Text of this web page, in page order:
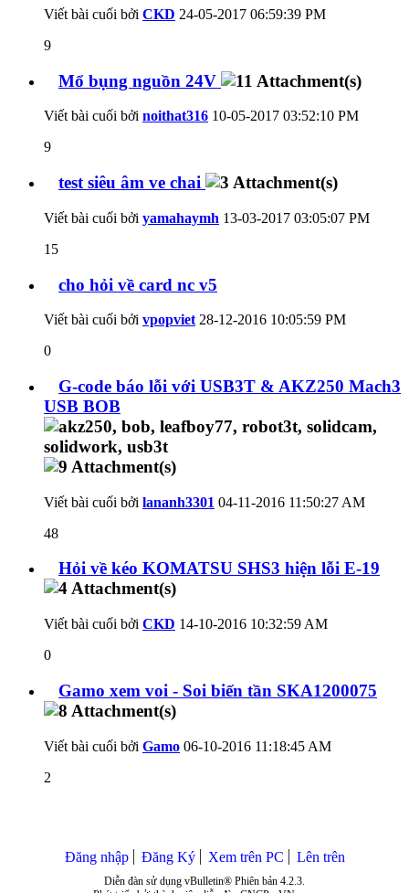
Viết bài cuối bởi CKD 24-05-2017 06:59:39 PM
9
Mổ bụng nguồn 24V
Viết bài cuối bởi noithat316 10-05-2017 03:52:10 PM
9
test siêu âm ve chai
Viết bài cuối bởi yamahaymh 13-03-2017 03:05:07 PM
15
cho hỏi về card nc v5
Viết bài cuối bởi vpopviet 28-12-2016 10:05:59 PM
0
G-code báo lỗi với USB3T & AKZ250 Mach3
USB BOB
Viết bài cuối bởi lananh3301 04-11-2016 11:50:27 AM
48
Hỏi về kéo KOMATSU SHS3 hiện lỗi E-19
Viết bài cuối bởi CKD 14-10-2016 10:32:59 AM
0
Gamo xem voi - Soi biến tần SKA1200075
Viết bài cuối bởi Gamo 06-10-2016 11:18:45 AM
2
Đăng nhập Đăng Ký Xem trên PC Lên trên
Diễn đàn sử dụng vBulletin® Phiên bản 4.2.3.